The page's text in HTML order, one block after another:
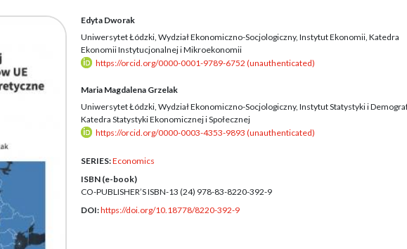
Edyta Dworak
Uniwersytet Łódzki, Wydział Ekonomiczno-Socjologiczny, Instytut Ekonomii, Katedra
Ekonomii Instytucjonalnej i Mikroekonomii
https://orcid.org/0000-0001-9789-6752 (unauthenticated)
Maria Magdalena Grzelak
Uniwersytet Łódzki, Wydział Ekonomiczno-Socjologiczny, Instytut Statystyki i
Katedra Statystyki Ekonomicznej i Społecznej
https://orcid.org/0000-0003-4353-9893 (unauthenticated)
SERIES:Economics
ISBN (e-book)
CO-PUBLISHER’S ISBN-13 (24) 978-83-8220-392-9
DOI:https://doi.org/10.18778/8220-392-9